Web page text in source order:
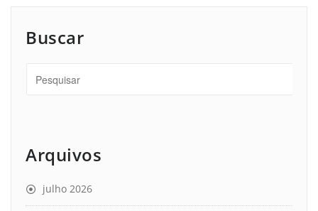
Buscar
Arquivos
julho 2026